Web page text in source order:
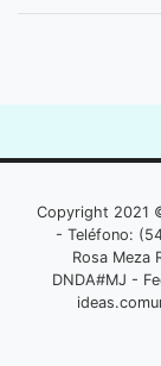
Copyright 2021
- Teléfono:
Rosa Meza
DNDA#MJ -